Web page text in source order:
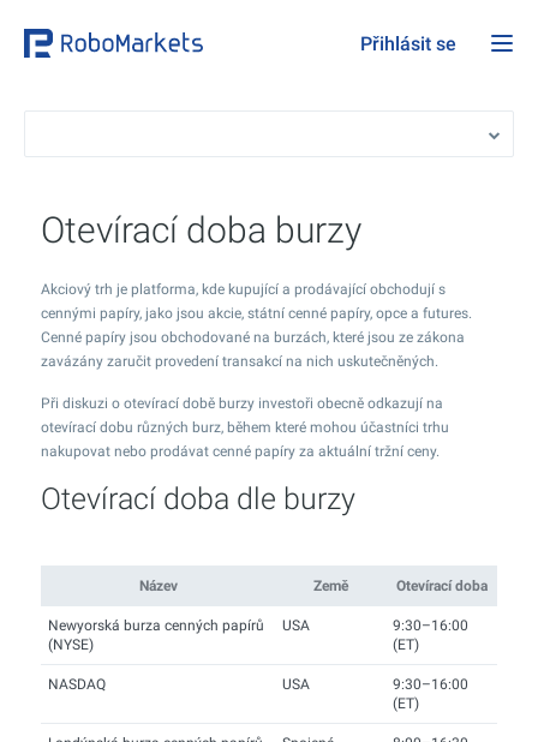
Přihlásit se
Otevírací doba burzy
Akciový trh je platforma, kde kupující a prodávající obchodují s
cennými papíry, jako jsou akcie, státní cenné papíry, opce a futures.
Cenné papíry jsou obchodované na burzách, které jsou ze zákona
zavázány zaručit provedení transakcí na nich uskutečněných.
Při diskuzi o otevírací době burzy investoři obecně odkazují na
otevírací dobu různých burz, během které mohou účastníci trhu
nakupovat nebo prodávat cenné papíry za aktuální tržní ceny.
Otevírací doba dle burzy
Název Země Otevírací doba
Newyorská burza cenných papírů
(NYSE)
USA
9:30–16:00
(ET)
NASDAQ USA
9:30–16:00
(ET)